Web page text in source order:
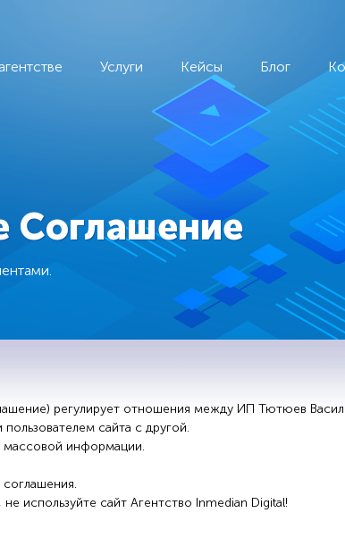
Услуги Кейсы Блог
Соглашение
регулирует отношения между ИП Тютюев
сайта с другой.
массовой информации.
используйте сайт Агентство Inmedian Digital!